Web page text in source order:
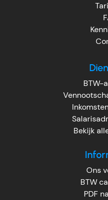
BTW-
Bekijk
Ons
BTW
PDF